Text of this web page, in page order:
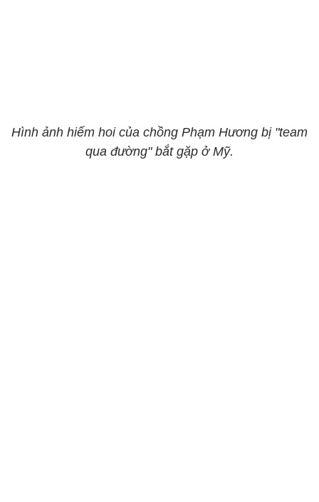
Hình ảnh hiếm hoi của chồng Phạm Hương bị "team
qua đường" bắt gặp ở Mỹ.